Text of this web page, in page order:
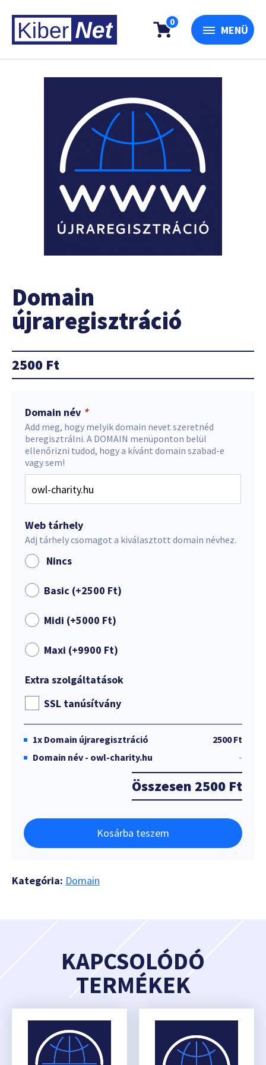
0
MENÜ
Domain
újraregisztráció
2500 Ft
Domain név *
Add meg, hogy melyik domain nevet szeretnéd
beregisztrálni. A DOMAIN menüponton belül
ellenőrizni tudod, hogy a kívánt domain szabad-e
vagy sem!
Web tárhely
Adj tárhely csomagot a kiválasztott domain névhez.
Nincs
Basic (+2500 Ft)
Midi (+5000 Ft)
Maxi (+9900 Ft)
Extra szolgáltatások
SSL tanúsítvány
1x Domain újraregisztráció
2500 Ft
Domain név - owl-charity.hu
-
Összesen 2500 Ft
Kosárba teszem
Kategória: Domain
KAPCSOLÓDÓ
TERMÉKEK